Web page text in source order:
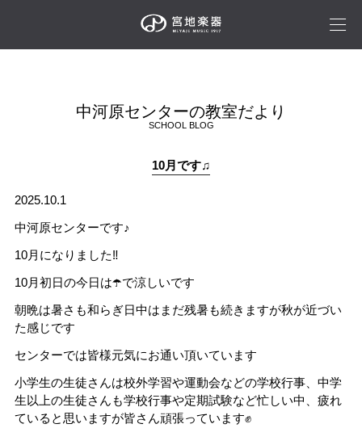
中河原センターの教室だより
SCHOOL BLOG
10月です♫
2025.10.1
中河原センターです♪
10月になりました‼️
10月初日の今日は☂️で涼しいです
朝晩は暑さも和らぎ日中はまだ残暑も続きますが秋が近づい
た感じです
センターでは皆様元気にお通い頂いています
小学生の生徒さんは校外学習や運動会などの学校行事、中学
生以上の生徒さんも学校行事や定期試験など忙しい中、疲れ
ていると思いますが皆さん頑張っています✊